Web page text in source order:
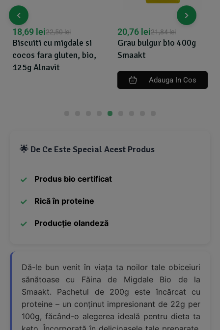
Biscuiti cu migdale si
cocos fara gluten, bio,
125g Alnavit
22,50lei
18,69 lei
Grau bulgur bio 400g
Smaakt
21,84lei
20,76 lei
Adauga In Cos
🌟 De Ce Este Special Acest Produs
Produs bio certificat
Rică în proteine
Producție olandeză
Dă-le bun venit în viața ta noilor tale obiceiuri
sănătoase cu Făina de Migdale Bio de la
Smaakt. Pachetul de 200g este încărcat cu
proteine – un conținut impresionant de 22g per
100g, făcând-o alegerea ideală pentru dieta ta